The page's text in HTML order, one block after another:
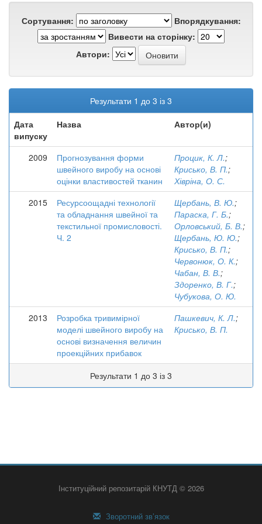
Сортування:
Впорядкування:
Вивести на сторінку:
Автори:
Результати 1 до 3 із 3
Дата
випуску
Назва Автор(и)
2009
Прогнозування форми
швейного виробу на основі
оцінки властивостей тканин
Процик, К. Л.;
Крисько, В. П.;
Хівріна, О. С.
2015
Ресурсоощадні технології
та обладнання швейної та
текстильної промисловості.
Ч. 2
Щербань, В. Ю.;
Параска, Г. Б.;
Орловський, Б. В.;
Щербань, Ю. Ю.;
Крисько, В. П.;
Червонюк, О. К.;
Чабан, В. В.;
Здоренко, В. Г.;
Чубукова, О. Ю.
2013
Розробка тривимірної
моделі швейного виробу на
основі визначення величин
проекційних прибавок
Пашкевич, К. Л.;
Крисько, В. П.
Результати 1 до 3 із 3
Інституційний репозитарій КНУТД © 2026
Зворотний зв’язок